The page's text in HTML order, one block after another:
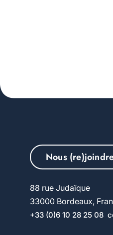
Nous
88 rue Judaïque
33000 Bordeaux,
+33 (0)6 10 28 25 08